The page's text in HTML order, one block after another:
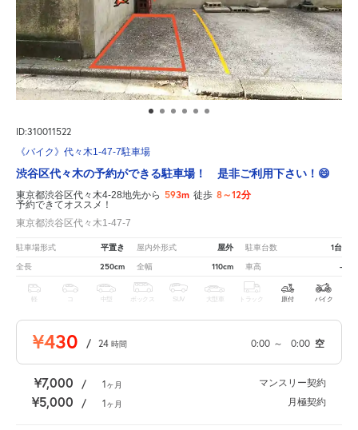
ID:310011522
《バイク》代々木1-47-7駐車場
渋谷区代々木の予約ができる駐車場！ 是非ご利用下さい！😄
東京都渋谷区代々木4-28地先から 593m 徒歩 8～12分
予約できてオススメ！
東京都渋谷区代々木1-47-7
駐車場形式 平置き 屋内外形式 屋外 駐車台数 1台
全長 250cm 全幅 110cm 車高 -
軽 中型 ボックス SUV 大型車 トラック 原付 バイク
¥430 / 24 時間 0:00 ～ 0:00 空
¥7,000 / 1ヶ月 マンスリー契約
¥5,000 / 1ヶ月 月極契約